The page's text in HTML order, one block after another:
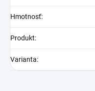
Hmotnosť:
Produkt:
Varianta: